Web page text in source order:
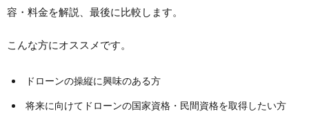
容・料金を解説、最後に比較します。
こんな方にオススメです。
ドローンの操縦に興味のある方
将来に向けてドローンの国家資格・民間資格を取得したい方